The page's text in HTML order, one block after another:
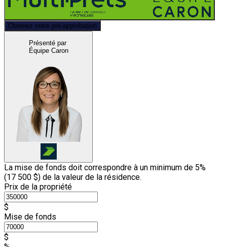
Obtenez votre pré-approbation
Présenté par
Équipe Caron
La mise de fonds doit correspondre à un minimum de 5%
(17 500 $) de la valeur de la résidence.
Prix de la propriété
$
Mise de fonds
$